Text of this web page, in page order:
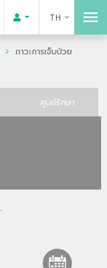
TH
ภาวะการเจ็บป่วย
ศูนย์รักษา